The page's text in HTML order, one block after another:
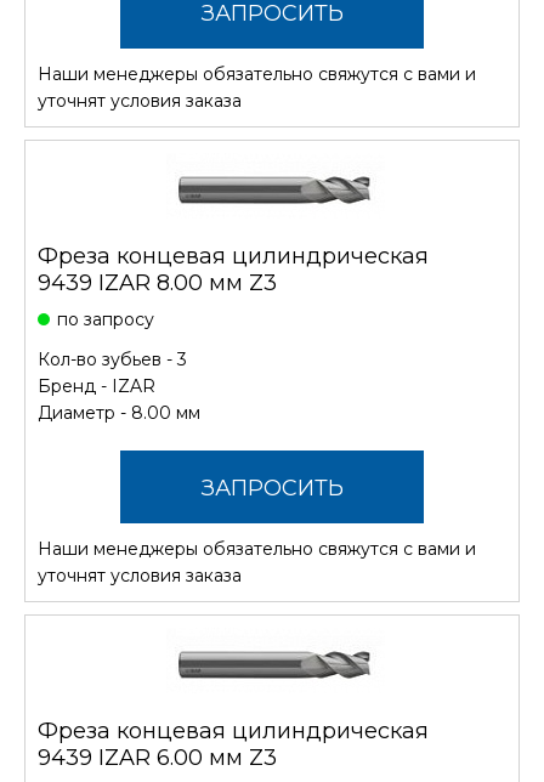
ЗАПРОСИТЬ
СТОИМОСТЬ
Наши менеджеры обязательно свяжутся с вами и
уточнят условия заказа
Фреза концевая цилиндрическая
9439 IZAR 8.00 мм Z3
по запросу
Кол-во зубьев - 3
Бренд - IZAR
Диаметр - 8.00 мм
ЗАПРОСИТЬ
СТОИМОСТЬ
Наши менеджеры обязательно свяжутся с вами и
уточнят условия заказа
Фреза концевая цилиндрическая
9439 IZAR 6.00 мм Z3